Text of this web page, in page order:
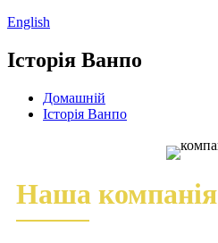
English
Історія Ванпо
Домашній
Історія Ванпо
Наша компанія